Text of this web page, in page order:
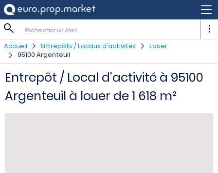
Rechercher un bien
Accueil Entrepôts / Locaux d'activités
Louer
95100 Argenteuil
Entrepôt / Local d'activité à 95100
Argenteuil à louer de 1 618 m²